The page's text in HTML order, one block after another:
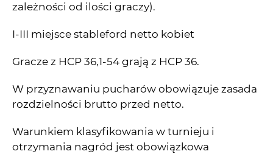
zależności od ilości graczy).
I-III miejsce stableford netto kobiet
Gracze z HCP 36,1-54 grają z HCP 36.
W przyznawaniu pucharów obowiązuje zasada
rozdzielności brutto przed netto.
Warunkiem klasyfikowania w turnieju i
otrzymania nagród jest obowiązkowa